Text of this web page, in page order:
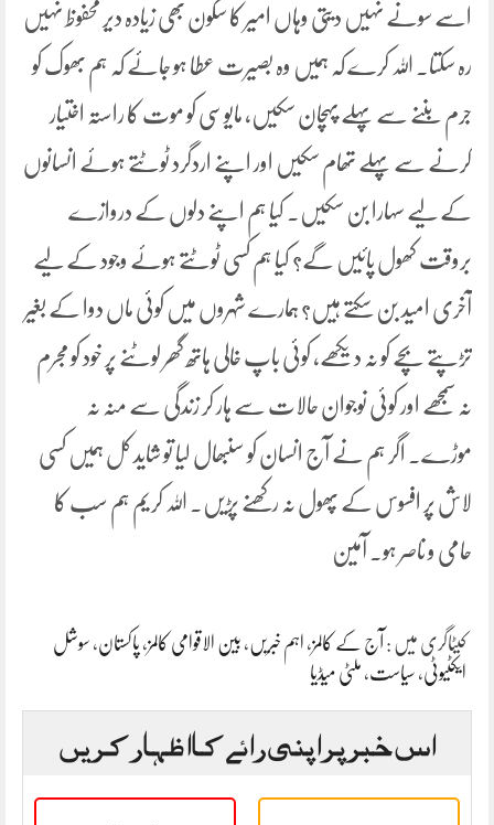
اسے سونے نہیں دیتی وہاں امیر کا سکون بھی زیادہ دیر محفوظ نہیں
رہ سکتا۔ اللہ کرے کہ ہمیں وہ بصیرت عطا ہو جائے کہ ہم بھوک کو
جرم بننے سے پہلے پہچان سکیں، مایوسی کو موت کا راستہ اختیار
کرنے سے پہلے تھام سکیں اور اپنے اردگرد ٹوٹتے ہوئے انسانوں
کے لیے سہارا بن سکیں۔ کیا ہم اپنے دلوں کے دروازے
بروقت کھول پائیں گے؟ کیا ہم کسی ٹوٹتے ہوئے وجود کے لیے
آخری امید بن سکتے ہیں؟ ہمارے شہروں میں کوئی ماں دوا کے بغیر
تڑپتے بچے کو نہ دیکھے، کوئی باپ خالی ہاتھ گھر لوٹنے پر خود کو مجرم
نہ سمجھے اور کوئی نوجوان حالات سے ہار کر زندگی سے منہ نہ
موڑے۔ اگر ہم نے آج انسان کو سنبھال لیا تو شاید کل ہمیں کسی
لاش پر افسوس کے پھول نہ رکھنے پڑیں۔ اللہ کریم ہم سب کا
حامی و ناصر ہو۔ آمین
کیٹاگری میں : آج کے کالمز، اہم خبریں ، بین الاقوامی کالمز، پاکستان، سوشل
ایکٹیوٹی، سیاست، ملٹی میڈیا
اس خبر پر اپنی رائے کا اظہار کریں